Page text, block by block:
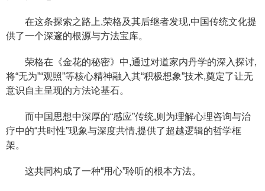
在这条探索之路上,荣格及其后继者发现,中国传统文化提
供了一个深邃的根源与方法宝库。
荣格在《金花的秘密》中,通过对道家内丹学的深入探讨,
将“无为”“观照”等核心精神融入其“积极想象”技术,奠定了让无
意识自主呈现的方法论基石。
而中国思想中深厚的“感应”传统,则为理解心理咨询与治
疗中的“共时性”现象与深度共情,提供了超越逻辑的哲学框
架。
这共同构成了一种“用心”聆听的根本方法。